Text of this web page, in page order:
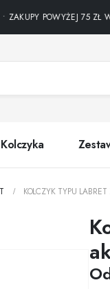
POWYŻEJ 75 ZŁ
KOLCZYK TYPU